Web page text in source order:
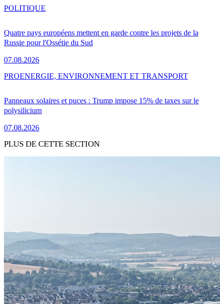
Quatre pays européens mettent en garde contre les projets de la
Russie pour l'Ossétie du Sud
07.08.2026
POLITIQUE
Panneaux solaires et puces : Trump impose 15% de taxes sur le
polysilicium
07.08.2026
PROENERGIE, ENVIRONNEMENT ET TRANSPORT
PLUS DE CETTE SECTION